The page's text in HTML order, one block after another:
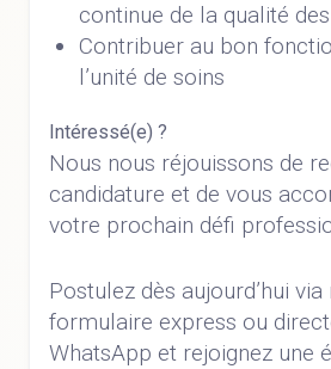
continue de la qualité
Contribuer au bon
l’unité de soins
Intéressé(e) ?
Nous nous réjouissons de
candidature et de vous
votre prochain défi
Postulez dès aujourd’hui via
formulaire express ou
WhatsApp et rejoignez une